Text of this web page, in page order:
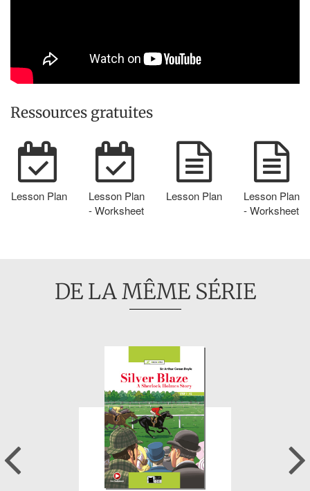
Ressources gratuites
Lesson Plan
Lesson Plan
- Worksheet
Lesson Plan
Lesson Plan
- Worksheet
DE LA MÊME SÉRIE
Previous